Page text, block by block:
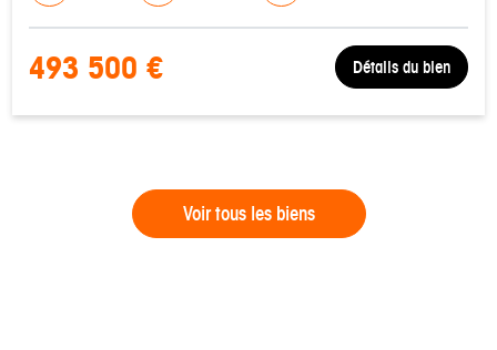
493 500 € Détails du bien
Voir tous les biens